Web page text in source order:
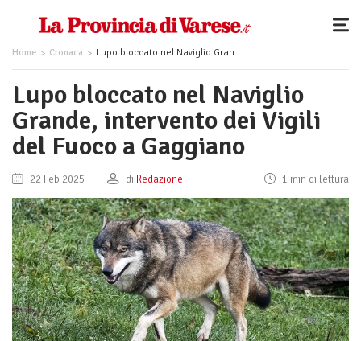
Home Cronaca Lupo bloccato nel Naviglio Grande, intervento dei Vigili del Fuoco a Gaggiano
Lupo bloccato nel Naviglio
Grande, intervento dei Vigili
del Fuoco a Gaggiano
22 Feb 2025 di Redazione 1 min di lettura